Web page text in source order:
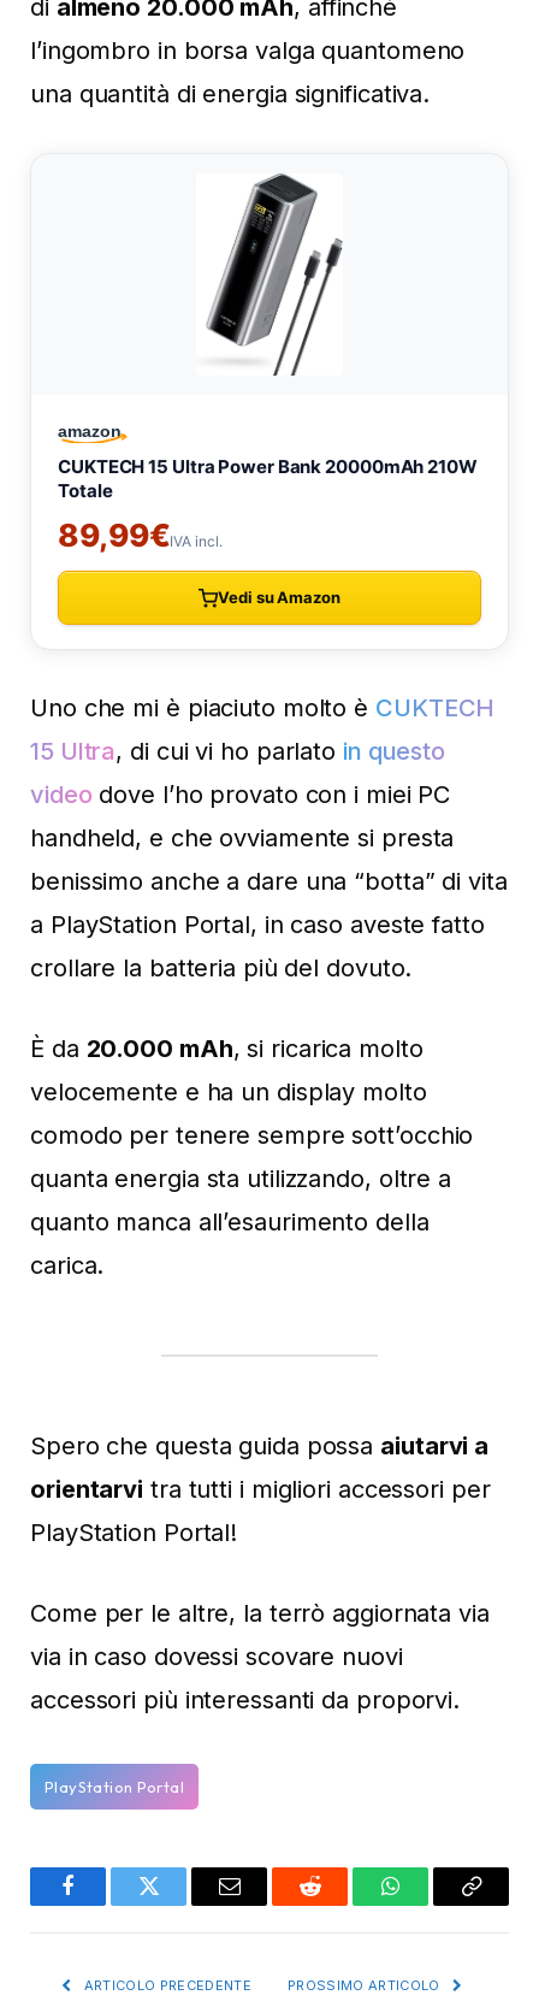
di almeno 20.000 mAh, affinché
l’ingombro in borsa valga quantomeno
una quantità di energia significativa.
Uno che mi è piaciuto molto è CUKTECH
15 Ultra, di cui vi ho parlato in questo
video dove l’ho provato con i miei PC
handheld, e che ovviamente si presta
benissimo anche a dare una “botta” di vita
a PlayStation Portal, in caso aveste fatto
crollare la batteria più del dovuto.
È da 20.000 mAh, si ricarica molto
velocemente e ha un display molto
comodo per tenere sempre sott’occhio
quanta energia sta utilizzando, oltre a
quanto manca all’esaurimento della
carica.
Spero che questa guida possa aiutarvi a
orientarvi tra tutti i migliori accessori per
PlayStation Portal!
Come per le altre, la terrò aggiornata via
via in caso dovessi scovare nuovi
accessori più interessanti da proporvi.
PlayStation Portal
FacebookTwitter Email Reddit WhatsAppCopy
ARTICOLO PRECEDENTE PROSSIMO ARTICOLO